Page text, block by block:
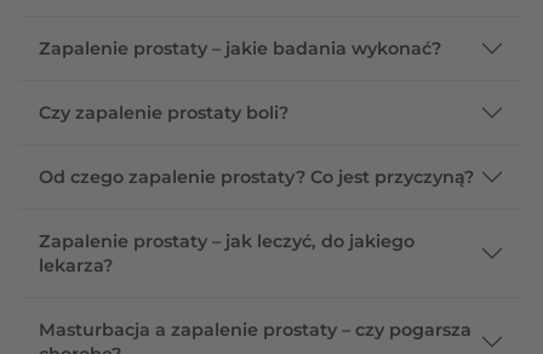
Zapalenie prostaty – jakie badania wykonać?
Czy zapalenie prostaty boli?
Od czego zapalenie prostaty? Co jest przyczyną?
Zapalenie prostaty – jak leczyć, do jakiego
lekarza?
Masturbacja a zapalenie prostaty – czy pogarsza